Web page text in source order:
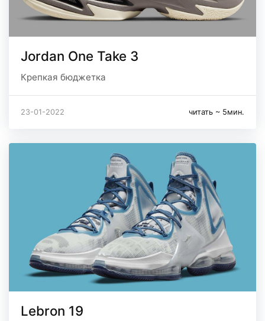
Jordan One Take 3
Крепкая бюджетка
23-01-2022 читать ~ 5мин.
Lebron 19